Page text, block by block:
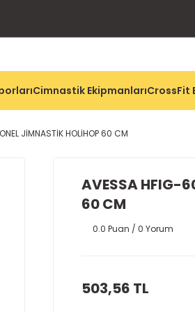
Cimnastik EkipmanlarıCrossFit
JİMNASTİK HOLİHOP 60 CM
AVESSA HFIG-
60 CM
0.0 Puan / 0 Yorum
503,56 TL